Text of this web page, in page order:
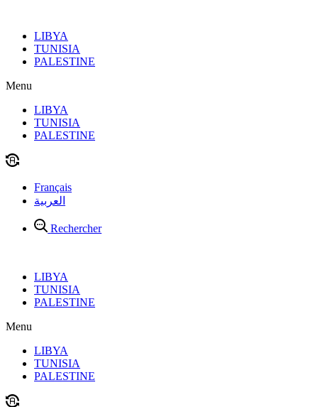
contenuLIBYA
TUNISIA
PALESTINE
Menu
LIBYA
TUNISIA
PALESTINE
Français
العربية
Rechercher
LIBYA
TUNISIA
PALESTINE
Menu
LIBYA
TUNISIA
PALESTINE